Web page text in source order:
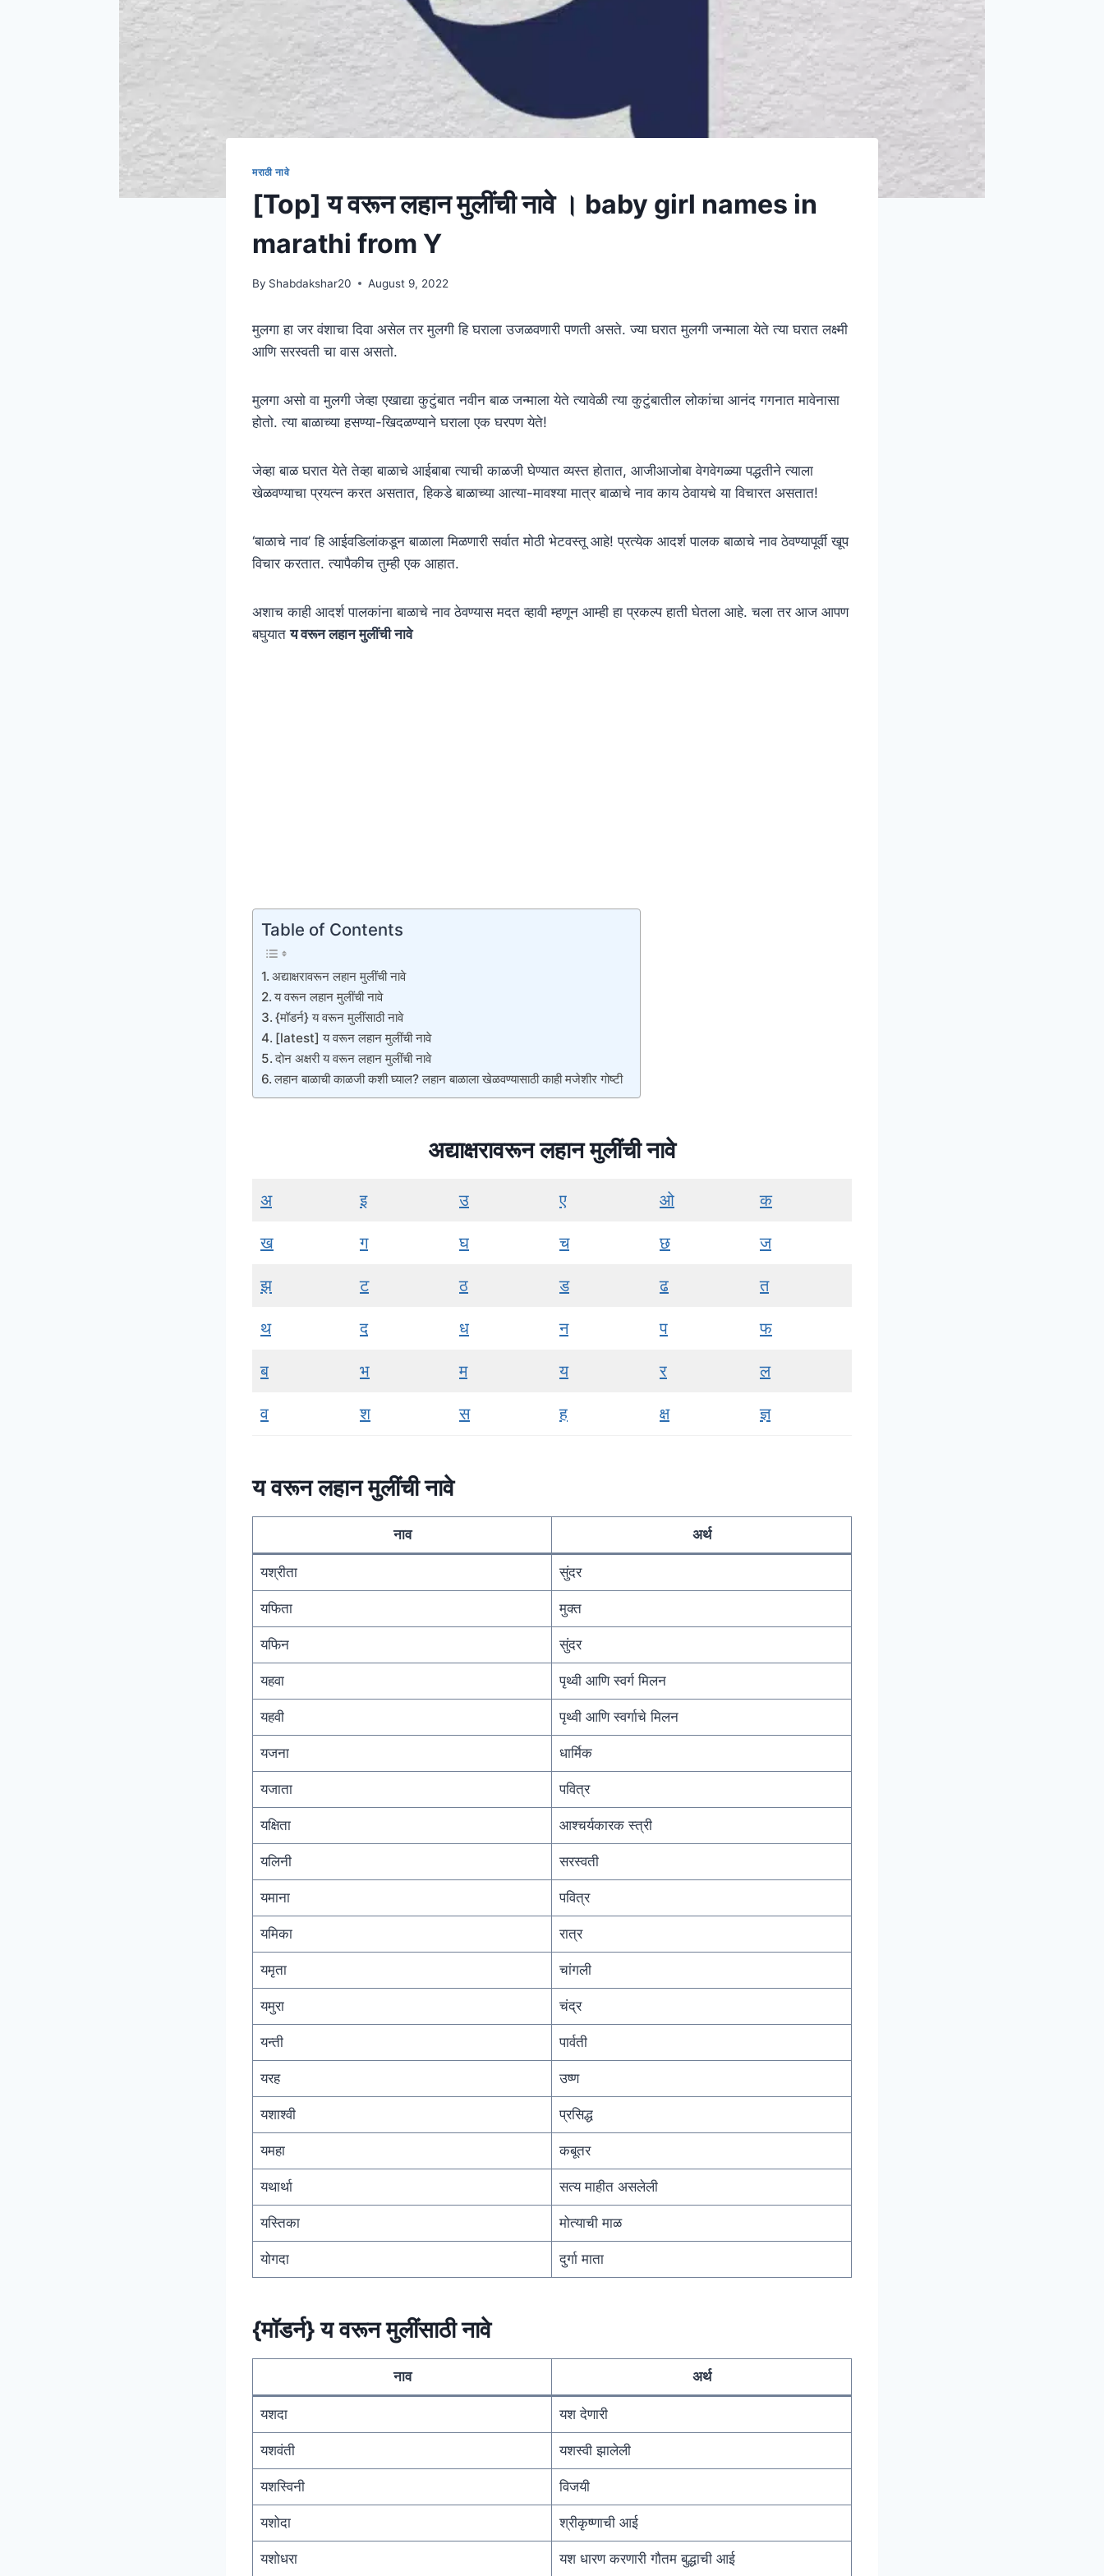
मराठी नावे
[Top] य वरून लहान मुलींची नावे । baby girl names in
marathi from Y
By Shabdakshar20 August 9, 2022
मुलगा हा जर वंशाचा दिवा असेल तर मुलगी हि घराला उजळवणारी पणती असते. ज्या घरात मुलगी जन्माला येते त्या घरात लक्ष्मी
आणि सरस्वती चा वास असतो.
मुलगा असो वा मुलगी जेव्हा एखाद्या कुटुंबात नवीन बाळ जन्माला येते त्यावेळी त्या कुटुंबातील लोकांचा आनंद गगनात मावेनासा
होतो. त्या बाळाच्या हसण्या-खिदळण्याने घराला एक घरपण येते!
जेव्हा बाळ घरात येते तेव्हा बाळाचे आईबाबा त्याची काळजी घेण्यात व्यस्त होतात, आजीआजोबा वेगवेगळ्या पद्धतीने त्याला
खेळवण्याचा प्रयत्न करत असतात, हिकडे बाळाच्या आत्या-मावश्या मात्र बाळाचे नाव काय ठेवायचे या विचारत असतात!
‘बाळाचे नाव’ हि आईवडिलांकडून बाळाला मिळणारी सर्वात मोठी भेटवस्तू आहे! प्रत्येक आदर्श पालक बाळाचे नाव ठेवण्यापूर्वी खूप
विचार करतात. त्यापैकीच तुम्ही एक आहात.
अशाच काही आदर्श पालकांना बाळाचे नाव ठेवण्यास मदत व्हावी म्हणून आम्ही हा प्रकल्प हाती घेतला आहे. चला तर आज आपण
बघुयातय वरून लहान मुलींची नावे
Table of Contents
अद्याक्षरावरून लहान मुलींची नावे
य वरून लहान मुलींची नावे
{मॉडर्न} य वरून मुलींसाठी नावे
[latest] य वरून लहान मुलींची नावे
दोन अक्षरी य वरून लहान मुलींची नावे
लहान बाळाची काळजी कशी घ्याल? लहान बाळाला खेळवण्यासाठी काही मजेशीर गोष्टी
अद्याक्षरावरून लहान मुलींची नावे
अ इ उ ए ओ क
ख ग घ च छ ज
झ ट ठ ड ढ त
थ द ध न प फ
ब भ म य र ल
व श स ह क्ष ज्ञ
य वरून लहान मुलींची नावे
नाव अर्थ
यश्रीता सुंदर
यफिता मुक्त
यफिन सुंदर
यहवा पृथ्वी आणि स्वर्ग मिलन
यहवी पृथ्वी आणि स्वर्गाचे मिलन
यजना धार्मिक
यजाता पवित्र
यक्षिता आश्चर्यकारक स्त्री
यलिनी सरस्वती
यमाना पवित्र
यमिका रात्र
यमृता चांगली
यमुरा चंद्र
यन्ती पार्वती
यरह उष्ण
यशाश्वी प्रसिद्ध
यमहा कबूतर
यथार्था सत्य माहीत असलेली
यस्तिका मोत्याची माळ
योगदा दुर्गा माता
{मॉडर्न} य वरून मुलींसाठी नावे
नाव अर्थ
यशदा यश देणारी
यशवंती यशस्वी झालेली
यशस्विनी विजयी
यशोदा श्रीकृष्णाची आई
यशोधरा यश धारण करणारी गौतम बुद्धाची आई